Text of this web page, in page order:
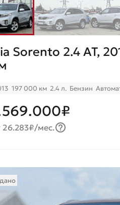
Sorento 2.4 AT,
197 000 км 2.4 л. Бензин
26.283₽/мес.